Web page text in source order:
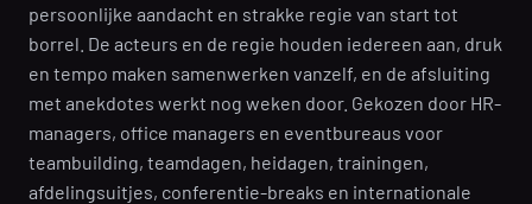
persoonlijke aandacht en strakke regie van start tot
borrel. De acteurs en de regie houden iedereen aan, druk
en tempo maken samenwerken vanzelf, en de afsluiting
met anekdotes werkt nog weken door. Gekozen door HR-
managers, office managers en eventbureaus voor
teambuilding, teamdagen, heidagen, trainingen,
afdelingsuitjes, conferentie-breaks en internationale